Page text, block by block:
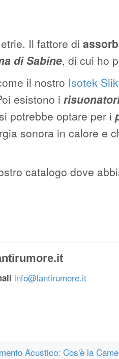
Il fattore di
di Sabine, di cui ho
il nostro Isotek Slik
esistono i
potrebbe optare per i
sonora in calore e
catalogo dove
info@lantirumore.it
Acustico: Cos'è la